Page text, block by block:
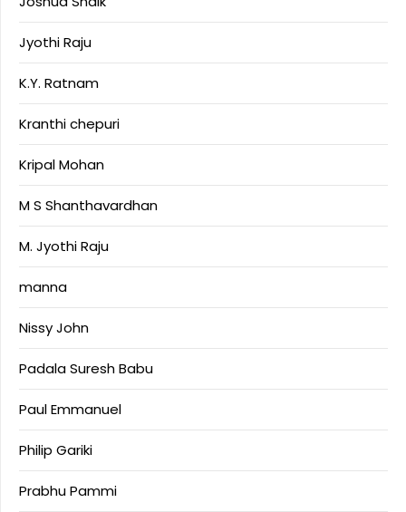
Jyothi Raju
K.Y. Ratnam
Kranthi chepuri
Kripal Mohan
M S Shanthavardhan
M. Jyothi Raju
manna
Nissy John
Padala Suresh Babu
Paul Emmanuel
Philip Gariki
Prabhu Pammi